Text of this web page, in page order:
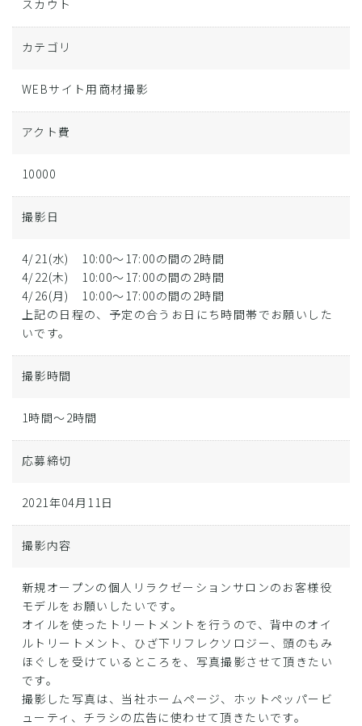
スカウト
カテゴリ
WEBサイト用商材撮影
アクト費
10000
撮影日
4/21(水) 10:00〜17:00の間の2時間
4/22(木) 10:00〜17:00の間の2時間
4/26(月) 10:00〜17:00の間の2時間
上記の日程の、予定の合うお日にち時間帯でお願いした
いです。
撮影時間
1時間～2時間
応募締切
2021年04月11日
撮影内容
新規オープンの個人リラクゼーションサロンのお客様役
モデルをお願いしたいです。
オイルを使ったトリートメントを行うので、背中のオイ
ルトリートメント、ひざ下リフレクソロジー、頭のもみ
ほぐしを受けているところを、写真撮影させて頂きたい
です。
撮影した写真は、当社ホームページ、ホットペッパービ
ューティ、チラシの広告に使わせて頂きたいです。